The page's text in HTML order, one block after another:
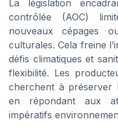
La législation
contrôlée (AOC)
nouveaux cépages
culturales. Cela freine
défis climatiques et
flexibilité. Les
cherchent à préserver
en répondant aux
impératifs